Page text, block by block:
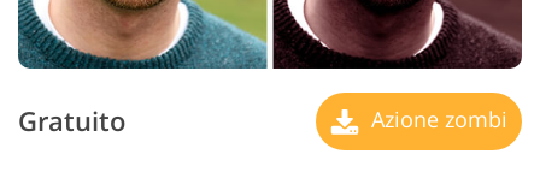
Gratuito Azione zombi